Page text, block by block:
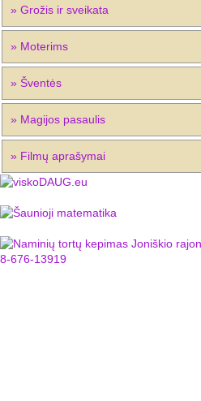
» Grožis ir sveikata
» Moterims
» Šventės
» Magijos pasaulis
» Filmų aprašymai